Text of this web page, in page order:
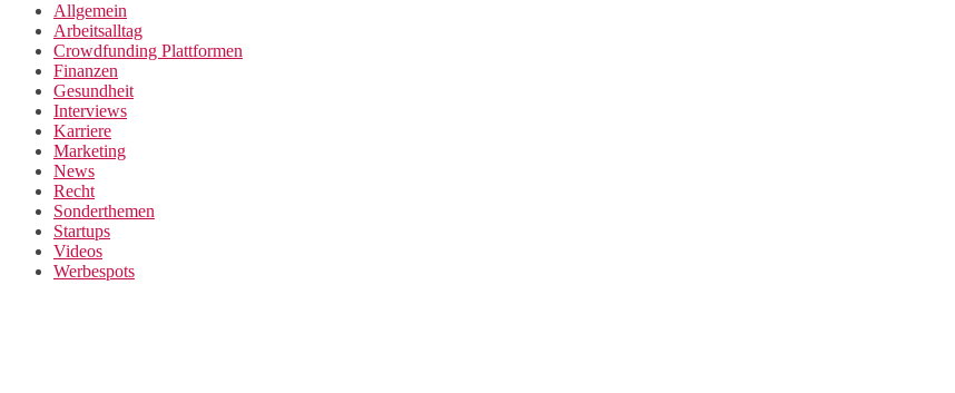
Allgemein
Arbeitsalltag
Crowdfunding Plattformen
Finanzen
Gesundheit
Interviews
Karriere
Marketing
News
Recht
Sonderthemen
Startups
Videos
Werbespots